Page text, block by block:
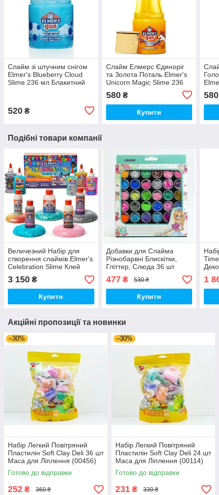
Слайм зі штучним снігом
Elmer's Blueberry Cloud
Slime 236 мл Блакитний
520 ₴
Слайм Елмерс Єдиноріг
та Золота Поталь Elmer's
Unicorn Magic Slime 236
580₴
Купити
580
Подібні товари компанії
Величезний Набір для
створення слаймів Elmer's
Celebration Slime Клей
Елмерс та Активатори 10
шт (00354)
3 150 ₴
Купити
Добавки для Слайма
Різнобарвні Блискітки,
Гліттер, Слюда 36 шт
Набір декору для
манікюру (01183)
477₴ 530 ₴
Купити
1
Акційні пропозиції та новинки
–30%
Набір Легкий Повітряний
Пластилін Soft Clay Deli 36 шт
Маса для Ліплення (00456)
Готово до відправки
252 ₴ 360 ₴
–30%
Набір Легкий Повітряний
Пластилін Soft Clay Deli 24 шт
Маса для Ліплення (00114)
Готово до відправки
231 ₴ 330 ₴